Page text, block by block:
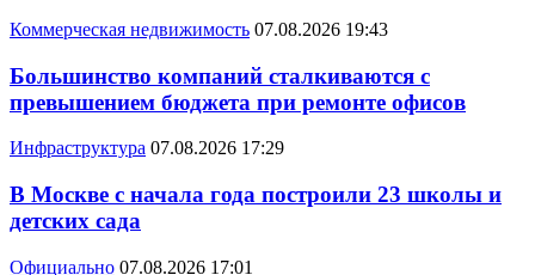
Коммерческая недвижимость 07.08.2026 19:43
Большинство компаний сталкиваются с
превышением бюджета при ремонте офисов
Инфраструктура 07.08.2026 17:29
В Москве с начала года построили 23 школы и
детских сада
Официально 07.08.2026 17:01